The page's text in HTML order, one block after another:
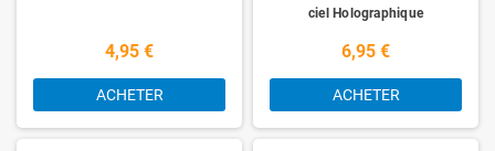
4,95 €
ACHETER
ciel Holographique
6,95 €
ACHETER